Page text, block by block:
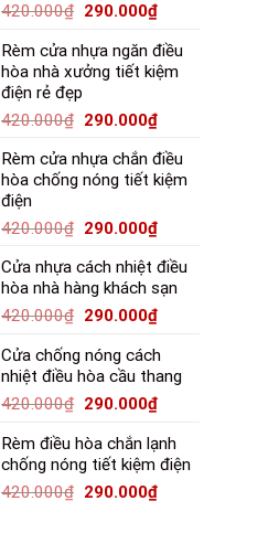
420.000₫ 290.000₫
Rèm cửa nhựa ngăn điều
hòa nhà xưởng tiết kiệm
điện rẻ đẹp
420.000₫ 290.000₫
Rèm cửa nhựa chắn điều
hòa chống nóng tiết kiệm
điện
420.000₫ 290.000₫
Cửa nhựa cách nhiệt điều
hòa nhà hàng khách sạn
420.000₫ 290.000₫
Cửa chống nóng cách
nhiệt điều hòa cầu thang
420.000₫ 290.000₫
Rèm điều hòa chắn lạnh
chống nóng tiết kiệm điện
420.000₫ 290.000₫